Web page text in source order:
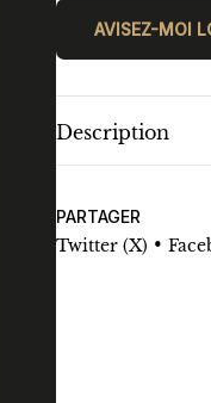
AVISEZ-MOI
Description
PARTAGER
Twitter (X) •